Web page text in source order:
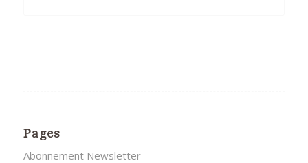
Pages
Abonnement Newsletter